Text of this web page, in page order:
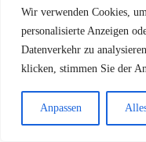
Wir verwenden Cookies,
personalisierte Anzeigen
Datenverkehr zu
klicken, stimmen Sie der
Anpassen
PSYCHISCHE
HoheÄngste